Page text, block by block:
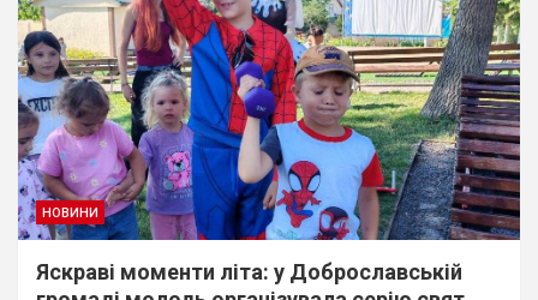
НОВИНИ
Яскраві моменти літа: у Доброславській